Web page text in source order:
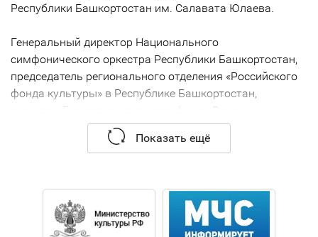
Республики Башкортостан им. Салавата Юлаева.
Генеральный директор Национального
симфонического оркестра Республики Башкортостан,
председатель регионального отделения «Российского
фонда культуры» в Республике Башкортостан,
директор Благотворительного фонда Владимира
Спивакова в Республике Башкортостан.
результатам независимой статистики Международной
ассоциации кларнетистов является одним из самых
востребованных кларнетистов мира. Посол бренда
Показать ещё